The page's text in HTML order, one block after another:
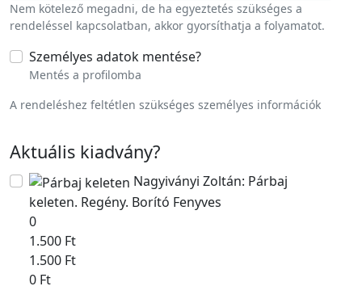
Nem kötelező megadni, de ha egyeztetés szükséges a
rendeléssel kapcsolatban, akkor gyorsíthatja a folyamatot.
Személyes adatok mentése?
Mentés a profilomba
A rendeléshez feltétlen szükséges személyes információk
Aktuális kiadvány?
Nagyiványi Zoltán: Párbaj
keleten. Regény. Borító Fenyves
0
1.500 Ft
1.500 Ft
0 Ft